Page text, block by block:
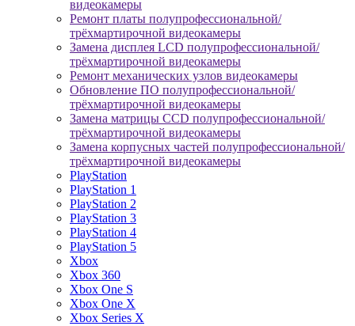
видеокамеры
Ремонт платы полупрофессиональной/
трёхмартирочной видеокамеры
Замена дисплея LCD полупрофессиональной/
трёхмартирочной видеокамеры
Ремонт механических узлов видеокамеры
Обновление ПО полупрофессиональной/
трёхмартирочной видеокамеры
Замена матрицы CCD полупрофессиональной/
трёхмартирочной видеокамеры
Замена корпусных частей полупрофессиональной/
трёхмартирочной видеокамеры
PlayStation
PlayStation 1
PlayStation 2
PlayStation 3
PlayStation 4
PlayStation 5
Xbox
Xbox 360
Xbox One S
Xbox One X
Xbox Series X